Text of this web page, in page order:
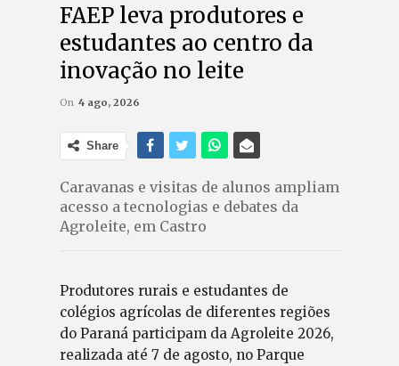
FAEP leva produtores e
estudantes ao centro da
inovação no leite
On 4 ago, 2026
Share
Caravanas e visitas de alunos ampliam
acesso a tecnologias e debates da
Agroleite, em Castro
Produtores rurais e estudantes de
colégios agrícolas de diferentes regiões
do Paraná participam da Agroleite 2026,
realizada até 7 de agosto, no Parque